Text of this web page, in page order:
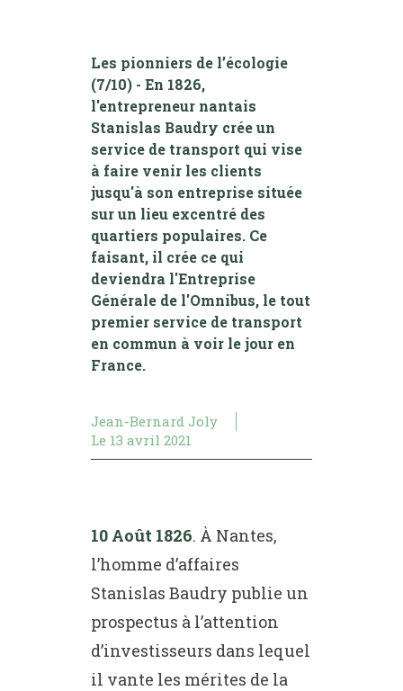
Les pionniers de l’écologie
(7/10) - En 1826,
l'entrepreneur nantais
Stanislas Baudry crée un
service de transport qui vise
à faire venir les clients
jusqu'à son entreprise située
sur un lieu excentré des
quartiers populaires. Ce
faisant, il crée ce qui
deviendra l'Entreprise
Générale de l'Omnibus, le tout
premier service de transport
en commun à voir le jour en
France.
Jean-Bernard Joly
Le 13 avril 2021
10 Août 1826. À Nantes,
l’homme d’affaires
Stanislas Baudry publie un
prospectus à l’attention
d’investisseurs dans lequel
il vante les mérites de la